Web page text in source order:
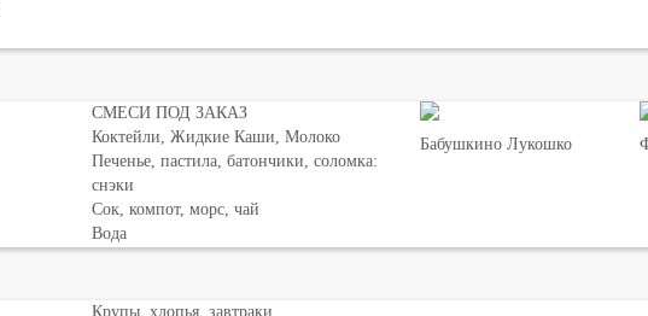
СМЕСИ ПОД ЗАКАЗ
Коктейли, Жидкие Каши, Молоко
Печенье, пастила, батончики, соломка:
снэки
Сок, компот, морс, чай
Вода
Бабушкино Лукошко
Крупы, хлопья, завтраки